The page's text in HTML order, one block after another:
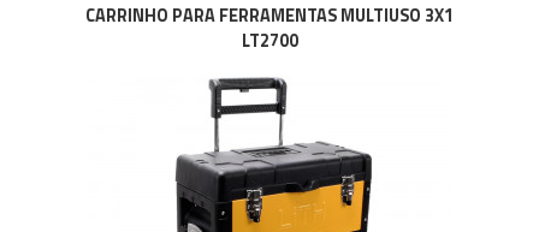
CARRINHO PARA FERRAMENTAS MULTIUSO 3X1
LT2700